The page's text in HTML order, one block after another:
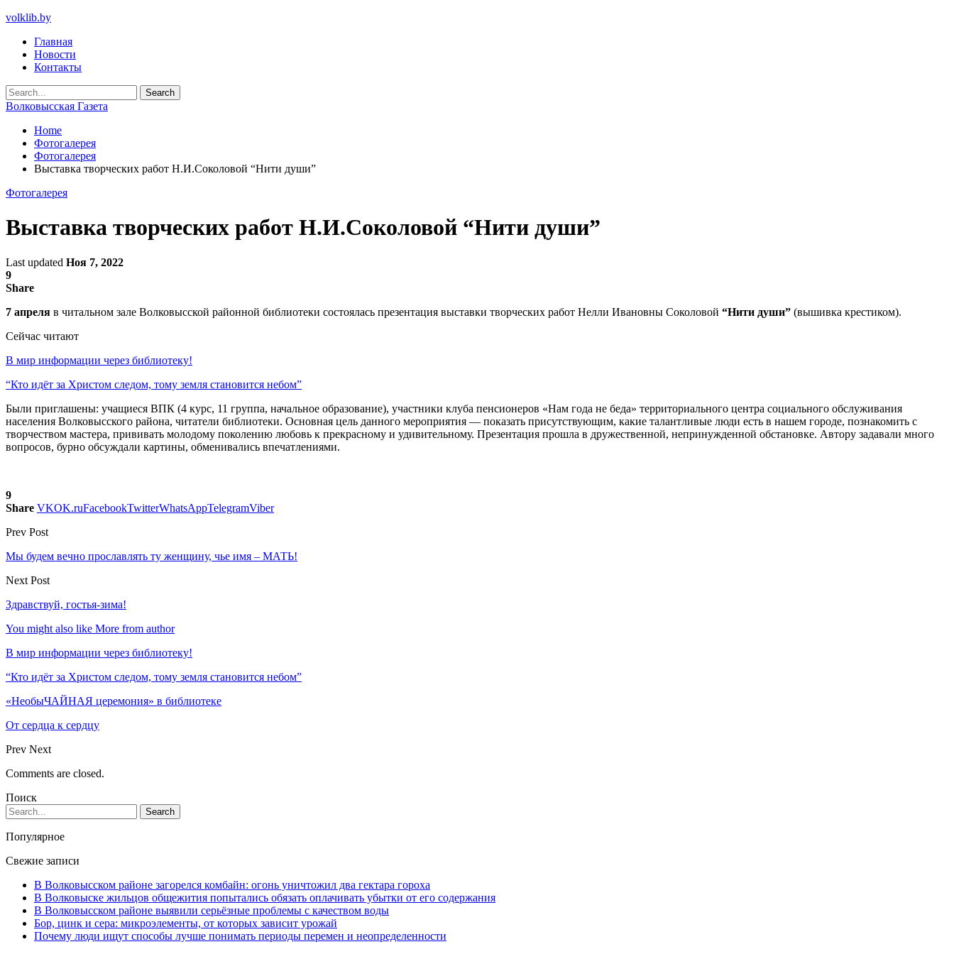
volklib.by
Главная
Новости
Контакты
Волковысская Газета
Home
Фотогалерея
Фотогалерея
Выставка творческих работ Н.И.Соколовой “Нити души”
Фотогалерея
Выставка творческих работ Н.И.Соколовой “Нити души”
Last updated Ноя 7, 2022
9
Share
7 апреля в читальном зале Волковысской районной библиотеки состоялась презентация выставки творческих работ Нелли Ивановны Соколовой “Нити души” (вышивка крестиком).
Сейчас читают
В мир информации через библиотеку!
“Кто идёт за Христом следом, тому земля становится небом”
Были приглашены: учащиеся ВПК (4 курс, 11 группа, начальное образование), участники клуба пенсионеров «Нам года не беда» территориального центра социального обслуживания
населения Волковысского района, читатели библиотеки. Основная цель данного мероприятия — показать присутствующим, какие талантливые люди есть в нашем городе, познакомить с
творчеством мастера, прививать молодому поколению любовь к прекрасному и удивительному. Презентация прошла в дружественной, непринужденной обстановке. Автору задавали много
вопросов, бурно обсуждали картины, обменивались впечатлениями.
9
Share VKOK.ruFacebookTwitterWhatsAppTelegramViber
Prev Post
Мы будем вечно прославлять ту женщину, чье имя – МАТЬ!
Next Post
Здравствуй, гостья-зима!
You might also like More from author
В мир информации через библиотеку!
“Кто идёт за Христом следом, тому земля становится небом”
«НеобыЧАЙНАЯ церемония» в библиотеке
От сердца к сердцу
Prev Next
Comments are closed.
Поиск
Популярное
Свежие записи
В Волковысском районе загорелся комбайн: огонь уничтожил два гектара гороха
В Волковыске жильцов общежития попытались обязать оплачивать убытки от его содержания
В Волковысском районе выявили серьёзные проблемы с качеством воды
Бор, цинк и сера: микроэлементы, от которых зависит урожай
Почему люди ищут способы лучше понимать периоды перемен и неопределенности